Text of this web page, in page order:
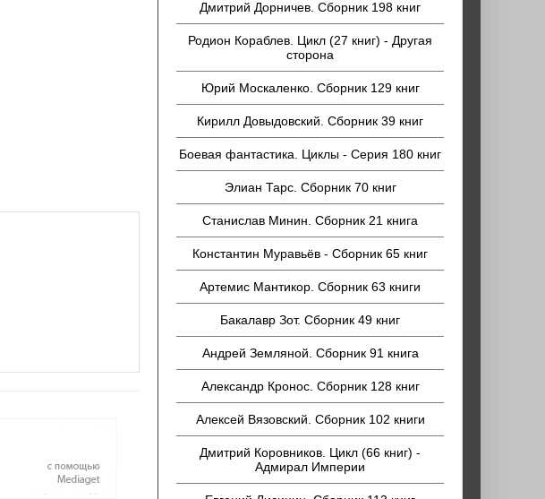
Дмитрий Дорничев. Сборник 198 книг
Родион Кораблев. Цикл (27 книг) - Другая
сторона
Юрий Москаленко. Сборник 129 книг
Кирилл Довыдовский. Сборник 39 книг
Боевая фантастика. Циклы - Серия 180 книг
Элиан Тарс. Сборник 70 книг
Станислав Минин. Сборник 21 книга
Константин Муравьёв - Сборник 65 книг
Артемис Мантикор. Сборник 63 книги
Бакалавр Зот. Сборник 49 книг
Андрей Земляной. Сборник 91 книга
Александр Кронос. Сборник 128 книг
Алексей Вязовский. Сборник 102 книги
Дмитрий Коровников. Цикл (66 книг) -
Адмирал Империи